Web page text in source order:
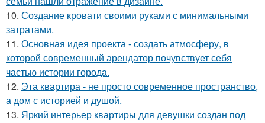
10. Создание кровати своими руками с минимальными
затратами.
11. Основная идея проекта - создать атмосферу, в
которой современный арендатор почувствует себя
частью истории города.
12. Эта квартира - не просто современное пространство,
а дом с историей и душой.
13. Яркий интерьер квартиры для девушки создан под